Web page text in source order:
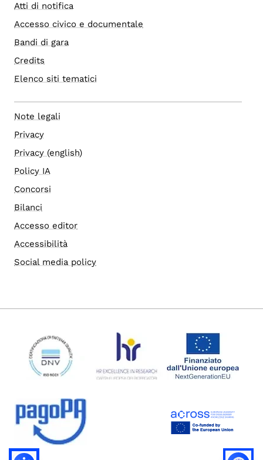
Atti di notifica
Accesso civico e documentale
Bandi di gara
Credits
Elenco siti tematici
Note legali
Privacy
Privacy (english)
Policy IA
Concorsi
Bilanci
Accesso editor
Accessibilità
Social media policy